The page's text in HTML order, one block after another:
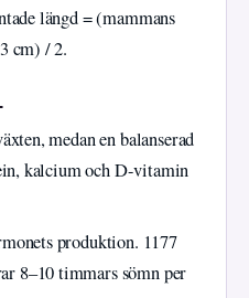
längd = (mammans
cm) / 2.
medan en balanserad
kalcium och D-vitamin
produktion. 1177
8–10 timmars sömn per